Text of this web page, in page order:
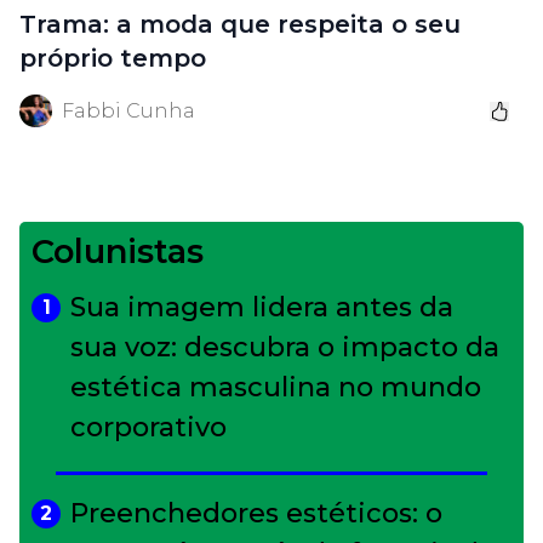
Trama: a moda que respeita o seu
próprio tempo
Fabbi Cunha
Colunistas
1
Sua imagem lidera antes da
sua voz: descubra o impacto da
estética masculina no mundo
corporativo
2
Preenchedores estéticos: o